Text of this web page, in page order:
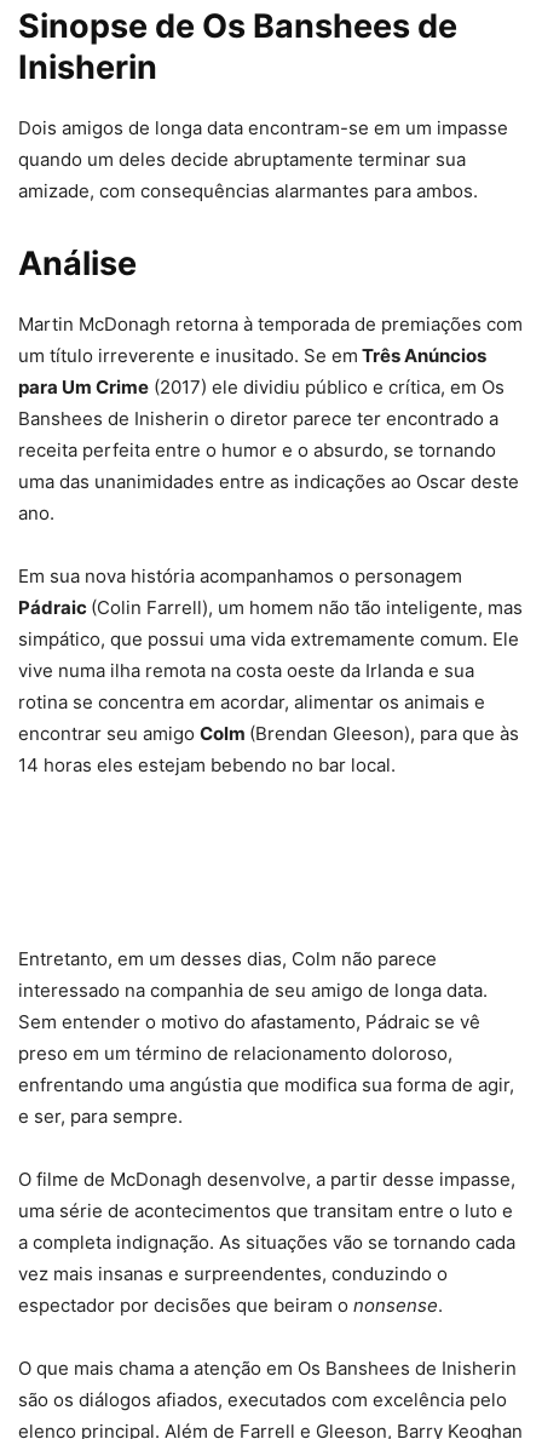
Sinopse de Os Banshees de
Inisherin
Dois amigos de longa data encontram-se em um impasse
quando um deles decide abruptamente terminar sua
amizade, com consequências alarmantes para ambos.
Análise
Martin McDonagh retorna à temporada de premiações com
um título irreverente e inusitado. Se em Três Anúncios
para Um Crime (2017) ele dividiu público e crítica, em Os
Banshees de Inisherin o diretor parece ter encontrado a
receita perfeita entre o humor e o absurdo, se tornando
uma das unanimidades entre as indicações ao Oscar deste
ano.
Em sua nova história acompanhamos o personagem
Pádraic (Colin Farrell), um homem não tão inteligente, mas
simpático, que possui uma vida extremamente comum. Ele
vive numa ilha remota na costa oeste da Irlanda e sua
rotina se concentra em acordar, alimentar os animais e
encontrar seu amigo Colm (Brendan Gleeson), para que às
14 horas eles estejam bebendo no bar local.
Entretanto, em um desses dias, Colm não parece
interessado na companhia de seu amigo de longa data.
Sem entender o motivo do afastamento, Pádraic se vê
preso em um término de relacionamento doloroso,
enfrentando uma angústia que modifica sua forma de agir,
e ser, para sempre.
O filme de McDonagh desenvolve, a partir desse impasse,
uma série de acontecimentos que transitam entre o luto e
a completa indignação. As situações vão se tornando cada
vez mais insanas e surpreendentes, conduzindo o
espectador por decisões que beiram o nonsense.
O que mais chama a atenção em Os Banshees de Inisherin
são os diálogos afiados, executados com excelência pelo
elenco principal. Além de Farrell e Gleeson, Barry Keoghan